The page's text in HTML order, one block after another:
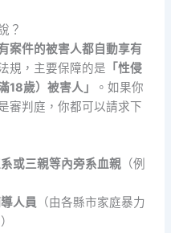
？
案件的被害人都自動享有
規，主要保障的是 「性侵
18歲）被害人」
。如果你
審判庭，你都可以請求下
或三親等內旁系血親 （例
人員
（由各縣市家庭暴力